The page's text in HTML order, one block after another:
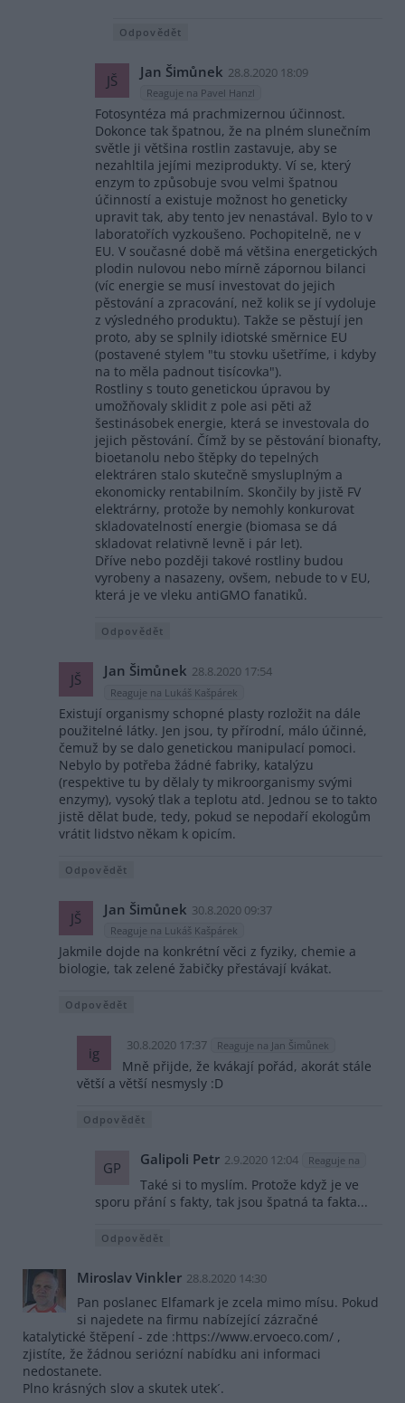
Odpovědět
JŠ Jan Šimůnek 28.8.2020 18:09
Reaguje na Pavel Hanzl
Fotosyntéza má prachmizernou účinnost.
Dokonce tak špatnou, že na plném slunečním
světle ji většina rostlin zastavuje, aby se
nezahltila jejími meziprodukty. Ví se, který
enzym to způsobuje svou velmi špatnou
účinností a existuje možnost ho geneticky
upravit tak, aby tento jev nenastával. Bylo to v
laboratořích vyzkoušeno. Pochopitelně, ne v
EU. V současné době má většina energetických
plodin nulovou nebo mírně zápornou bilanci
(víc energie se musí investovat do jejich
pěstování a zpracování, než kolik se jí vydoluje
z výsledného produktu). Takže se pěstují jen
proto, aby se splnily idiotské směrnice EU
(postavené stylem "tu stovku ušetříme, i kdyby
na to měla padnout tisícovka").
Rostliny s touto genetickou úpravou by
umožňovaly sklidit z pole asi pěti až
šestinásobek energie, která se investovala do
jejich pěstování. Čímž by se pěstování bionafty,
bioetanolu nebo štěpky do tepelných
elektráren stalo skutečně smysluplným a
ekonomicky rentabilním. Skončily by jistě FV
elektrárny, protože by nemohly konkurovat
skladovatelností energie (biomasa se dá
skladovat relativně levně i pár let).
Dříve nebo později takové rostliny budou
vyrobeny a nasazeny, ovšem, nebude to v EU,
která je ve vleku antiGMO fanatiků.
Odpovědět
JŠ Jan Šimůnek 28.8.2020 17:54
Reaguje na Lukáš Kašpárek
Existují organismy schopné plasty rozložit na dále
použitelné látky. Jen jsou, ty přírodní, málo účinné,
čemuž by se dalo genetickou manipulací pomoci.
Nebylo by potřeba žádné fabriky, katalýzu
(respektive tu by dělaly ty mikroorganismy svými
enzymy), vysoký tlak a teplotu atd. Jednou se to takto
jistě dělat bude, tedy, pokud se nepodaří ekologům
vrátit lidstvo někam k opicím.
Odpovědět
JŠ Jan Šimůnek 30.8.2020 09:37
Reaguje na Lukáš Kašpárek
Jakmile dojde na konkrétní věci z fyziky, chemie a
biologie, tak zelené žabičky přestávají kvákat.
Odpovědět
ig 30.8.2020 17:37 Reaguje na Jan Šimůnek
Mně přijde, že kvákají pořád, akorát stále
větší a větší nesmysly :D
Odpovědět
GP Galipoli Petr 2.9.2020 12:04 Reaguje na
Také si to myslím. Protože když je ve
sporu přání s fakty, tak jsou špatná ta fakta...
Odpovědět
Miroslav Vinkler 28.8.2020 14:30
Pan poslanec Elfamark je zcela mimo mísu. Pokud
si najedete na firmu nabízející zázračné
katalytické štěpení - zde :https://www.ervoeco.com/ ,
zjistíte, že žádnou seriózní nabídku ani informaci
nedostanete.
Plno krásných slov a skutek utek´.